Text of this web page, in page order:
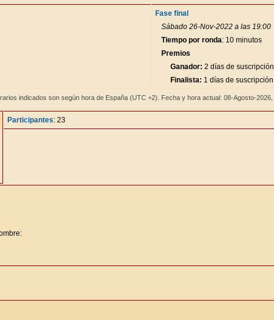
Fase final
Sábado 26-Nov-2022 a las 19:00
Tiempo por ronda: 10 minutos
Premios
Ganador: 2 días de suscripción
Finalista: 1 días de suscripción
indicados son según hora de España (UTC +2). Fecha y hora actual: 08-Agosto-2026,
Participantes: 23